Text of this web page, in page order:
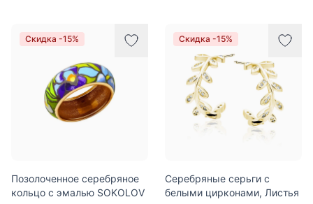
Скидка -15%
Позолоченное серебряное
кольцо с эмалью SOKOLOV
Скидка -15%
Серебряные серьги с
белыми цирконами, Листья